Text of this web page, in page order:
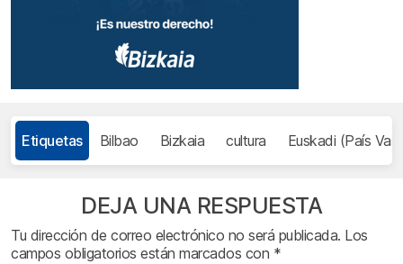
Etiquetas Bilbao Bizkaia cultura Euskadi (País
DEJA UNA RESPUESTA
Tu dirección de correo electrónico no será publicada. Los
campos obligatorios están marcados con *